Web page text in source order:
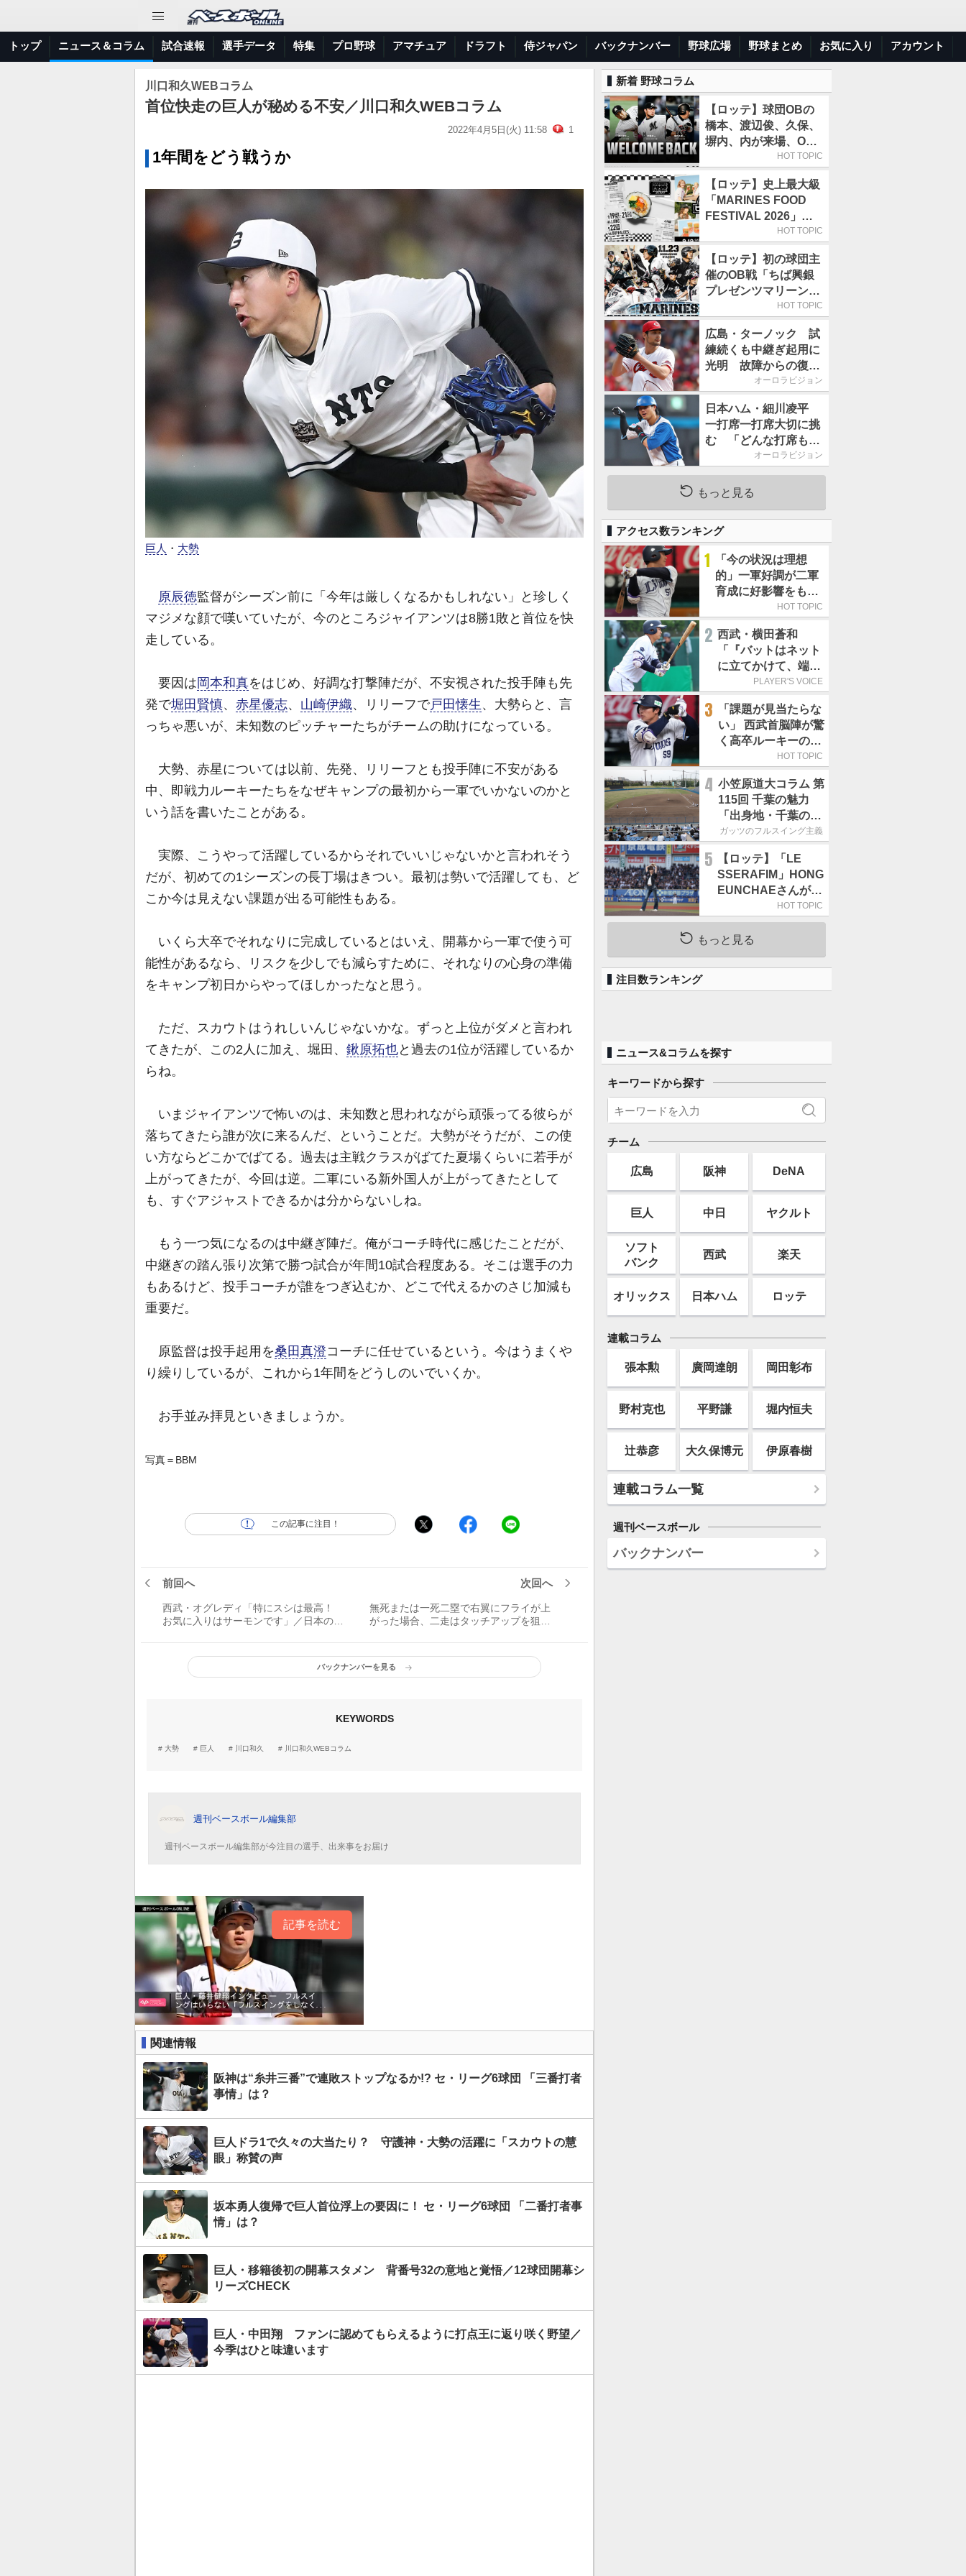
トップ ニュース＆コラム 試合速報 選手データ 特集 プロ野球 アマチュア ドラフト 侍ジャパン バックナンバー 野球広場 野球まとめ お気に入り アカウント
川口和久WEBコラム
首位快走の巨人が秘める不安／川口和久WEBコラム
2022年4月5日(火) 11:58 1
1年間をどう戦うか
巨人 ・ 大勢
原辰徳監督がシーズン前に「今年は厳しくなるかもしれない」と珍しく
マジメな顔で嘆いていたが、今のところジャイアンツは8勝1敗と首位を快
走している。
要因は 岡本和真をはじめ、好調な打撃陣だが、不安視された投手陣も先
発で堀田賢慎、 赤星優志、 山崎伊織、リリーフで戸田懐生 、大勢らと、言
っちゃ悪いが、未知数のピッチャーたちがチームの助けになっている。
大勢、赤星については以前、先発、リリーフとも投手陣に不安がある
中、即戦力ルーキーたちをなぜキャンプの最初から一軍でいかないのかと
いう話を書いたことがある。
実際、こうやって活躍しているからそれでいいじゃないかと言われそう
だが、初めての1シーズンの長丁場はきつい。最初は勢いで活躍しても、ど
こか今は見えない課題が出る可能性もある。
いくら大卒でそれなりに完成しているとはいえ、開幕から一軍で使う可
能性があるなら、リスクを少しでも減らすために、それなりの心身の準備
をキャンプ初日からやってほしかったなと思う。
ただ、スカウトはうれしいんじゃないかな。ずっと上位がダメと言われ
てきたが、この2人に加え、堀田、 鍬原拓也と過去の1位が活躍しているか
らね。
いまジャイアンツで怖いのは、未知数と思われながら頑張ってる彼らが
落ちてきたら誰が次に来るんだ、ということだ。大勢がそうだが、この使
い方ならどこかでばてる。過去は主戦クラスがばてた夏場くらいに若手が
上がってきたが、今回は逆。二軍にいる新外国人が上がってきたとして
も、すぐアジャストできるかは分からないしね。
もう一つ気になるのは中継ぎ陣だ。俺がコーチ時代に感じたことだが、
中継ぎの踏ん張り次第で勝つ試合が年間10試合程度ある。そこは選手の力
もあるけど、投手コーチが誰をつぎ込むか、どこで代えるかのさじ加減も
重要だ。
原監督は投手起用を桑田真澄コーチに任せているという。今はうまくや
り繰りしているが、これから1年間をどうしのいでいくか。
お手並み拝見といきましょうか。
写真＝BBM
この記事に注目！
前回へ
西武・オグレディ「特にスシは最高！
お気に入りはサーモンです」／日本の印
次回へ
無死または一死二塁で右翼にフライが上
がった場合、二走はタッチアップを狙
和に聞く
バックナンバーを見る
KEYWORDS
大勢 巨人 川口和久 川口和久WEBコラム
週刊ベースボール編集部
週刊ベースボール編集部が今注目の選手、出来事をお届け
記事を読む
関連情報
阪神は“糸井三番”で連敗ストップなるか!? セ・リーグ6球団 「三番打者
事情」は？
巨人ドラ1で久々の大当たり？ 守護神・大勢の活躍に「スカウトの慧
眼」称賛の声
坂本勇人復帰で巨人首位浮上の要因に！ セ・リーグ6球団 「二番打者事
情」は？
巨人・移籍後初の開幕スタメン 背番号32の意地と覚悟／12球団開幕シ
リーズCHECK
巨人・中田翔 ファンに認めてもらえるように打点王に返り咲く野望／
今季はひと味違います
新着 野球コラム
【ロッテ】球団OBの
橋本、渡辺俊、久保、
塀内、内が来場、OB
解説も／9月22日開催
HOT TOPIC
【ロッテ】史上最大級
「MARINES FOOD
FESTIVAL 2026」第4
弾「KOREAN
日／初日はビール半額
デー
HOT TOPIC
【ロッテ】初の球団主
催のOB戦「ちば興銀
プレゼンツマリーンズ
スペシャルゲーム
催
HOT TOPIC
広島・ターノック 試
練続くも中継ぎ起用に
光明 故障からの復帰
期す／助っ人前半戦通
オーロラビジョン
日本ハム・細川凌平
一打席一打席大切に挑
む 「どんな打席も何
か意味のある打席にし
く！
オーロラビジョン
もっと見る
アクセス数ランキング
1
「今の状況は理想
的」一軍好調が二軍
育成に好影響をもた
らす西武 象徴は高
HOT TOPIC
2 西武・横田蒼和
「『バットはネット
に立てかけて、端に
置くんだぞ』と栗山
だきました」／憧れ
の人からの金言
PLAYER'S VOICE
3
「課題が見当たらな
い」 西武首脳陣が驚
く高卒ルーキーの高
HOT TOPIC
4 小笠原道大コラム 第
115回 千葉の魅力
「出身地・千葉の話
の続き。昔から野球
す」
ガッツのフルスイング主義
5
【ロッテ】「LE
SSERAFIM」HONG
EUNCHAEさんが始
球式「この場に立て
て本当にうれしい」
／8月5日の西武戦
HOT TOPIC
もっと見る
注目数ランキング
ニュース&コラムを探す
キーワードから探す
チーム
広島 阪神 DeNA
巨人 中日 ヤクルト
ソフト
バンク
西武 楽天
オリックス 日本ハム ロッテ
連載コラム
張本勲 廣岡達朗 岡田彰布
野村克也 平野謙 堀内恒夫
辻恭彦 大久保博元 伊原春樹
連載コラム一覧
週刊ベースボール
バックナンバー